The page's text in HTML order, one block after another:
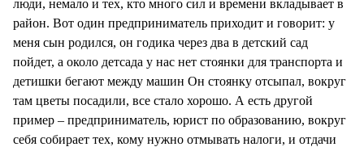
люди, немало и тех, кто много сил и времени вкладывает в
район. Вот один предприниматель приходит и говорит: у
меня сын родился, он годика через два в детский сад
пойдет, а около детсада у нас нет стоянки для транспорта и
детишки бегают между машин Он стоянку отсыпал, вокруг
там цветы посадили, все стало хорошо. А есть другой
пример – предприниматель, юрист по образованию, вокруг
себя собирает тех, кому нужно отмывать налоги, и отдачи